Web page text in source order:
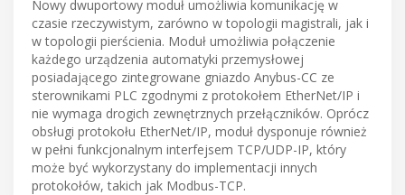
Nowy dwuportowy moduł umożliwia komunikację w
czasie rzeczywistym, zarówno w topologii magistrali, jak i
w topologii pierścienia. Moduł umożliwia połączenie
każdego urządzenia automatyki przemysłowej
posiadającego zintegrowane gniazdo Anybus-CC ze
sterownikami PLC zgodnymi z protokołem EtherNet/IP i
nie wymaga drogich zewnętrznych przełączników. Oprócz
obsługi protokołu EtherNet/IP, moduł dysponuje również
w pełni funkcjonalnym interfejsem TCP/UDP-IP, który
może być wykorzystany do implementacji innych
protokołów, takich jak Modbus-TCP.